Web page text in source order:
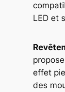
LED et
effet
des